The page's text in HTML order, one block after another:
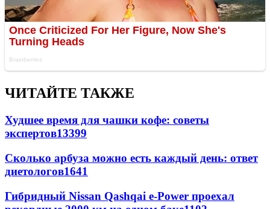
ЧИТАЙТЕ ТАКЖЕ
Худшее время для чашки кофе: советы
экспертов13399
Сколько арбуза можно есть каждый день: ответ
диетологов1641
Гибридный Nissan Qashqai e-Power проехал